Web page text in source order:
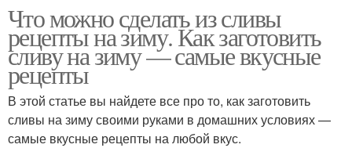
Что можно сделать из сливы
рецепты на зиму. Как заготовить
сливу на зиму — самые вкусные
рецепты
В этой статье вы найдете все про то, как заготовить
сливы на зиму своими руками в домашних условиях —
самые вкусные рецепты на любой вкус.